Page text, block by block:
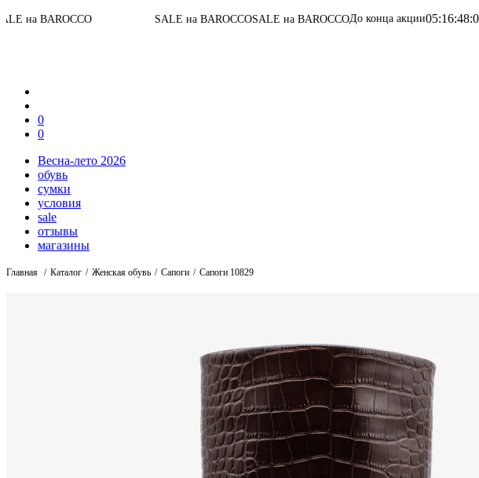
SALE на BAROCCOSALE на BAROCCOДо конца акции05:16:48:03 Перейти в каталог
0
0
Весна-лето 2026
обувь
сумки
условия
sale
отзывы
магазины
Главная Каталог Женская обувь Сапоги Сапоги 10829